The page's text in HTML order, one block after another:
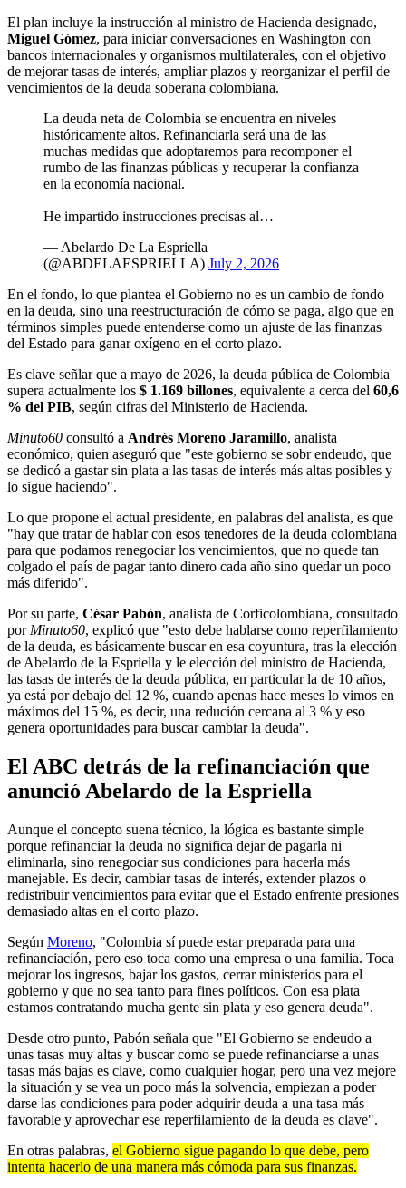
El plan incluye la instrucción al ministro de Hacienda designado,
Miguel Gómez, para iniciar conversaciones en Washington con
bancos internacionales y organismos multilaterales, con el objetivo
de mejorar tasas de interés, ampliar plazos y reorganizar el perfil de
vencimientos de la deuda soberana colombiana.
La deuda neta de Colombia se encuentra en niveles
históricamente altos. Refinanciarla será una de las
muchas medidas que adoptaremos para recomponer el
rumbo de las finanzas públicas y recuperar la confianza
en la economía nacional.
He impartido instrucciones precisas al…
— Abelardo De La Espriella
(@ABDELAESPRIELLA) July 2, 2026
En el fondo, lo que plantea el Gobierno no es un cambio de fondo
en la deuda, sino una reestructuración de cómo se paga, algo que en
términos simples puede entenderse como un ajuste de las finanzas
del Estado para ganar oxígeno en el corto plazo.
Es clave señlar que a mayo de 2026, la deuda pública de Colombia
supera actualmente los $ 1.169 billones, equivalente a cerca del 60,6
% del PIB, según cifras del Ministerio de Hacienda.
Minuto60 consultó a Andrés Moreno Jaramillo, analista
económico, quien aseguró que "este gobierno se sobr endeudo, que
se dedicó a gastar sin plata a las tasas de interés más altas posibles y
lo sigue haciendo".
Lo que propone el actual presidente, en palabras del analista, es que
"hay que tratar de hablar con esos tenedores de la deuda colombiana
para que podamos renegociar los vencimientos, que no quede tan
colgado el país de pagar tanto dinero cada año sino quedar un poco
más diferido".
Por su parte, César Pabón, analista de Corficolombiana, consultado
por Minuto60, explicó que "esto debe hablarse como reperfilamiento
de la deuda, es básicamente buscar en esa coyuntura, tras la elección
de Abelardo de la Espriella y le elección del ministro de Hacienda,
las tasas de interés de la deuda pública, en particular la de 10 años,
ya está por debajo del 12 %, cuando apenas hace meses lo vimos en
máximos del 15 %, es decir, una redución cercana al 3 % y eso
genera oportunidades para buscar cambiar la deuda".
El ABC detrás de la refinanciación que
anunció Abelardo de la Espriella
Aunque el concepto suena técnico, la lógica es bastante simple
porque refinanciar la deuda no significa dejar de pagarla ni
eliminarla, sino renegociar sus condiciones para hacerla más
manejable. Es decir, cambiar tasas de interés, extender plazos o
redistribuir vencimientos para evitar que el Estado enfrente presiones
demasiado altas en el corto plazo.
Según Moreno, "Colombia sí puede estar preparada para una
refinanciación, pero eso toca como una empresa o una familia. Toca
mejorar los ingresos, bajar los gastos, cerrar ministerios para el
gobierno y que no sea tanto para fines políticos. Con esa plata
estamos contratando mucha gente sin plata y eso genera deuda".
Desde otro punto, Pabón señala que "El Gobierno se endeudo a
unas tasas muy altas y buscar como se puede refinanciarse a unas
tasas más bajas es clave, como cualquier hogar, pero una vez mejore
la situación y se vea un poco más la solvencia, empiezan a poder
darse las condiciones para poder adquirir deuda a una tasa más
favorable y aprovechar ese reperfilamiento de la deuda es clave".
En otras palabras, el Gobierno sigue pagando lo que debe, pero
intenta hacerlo de una manera más cómoda para sus finanzas.